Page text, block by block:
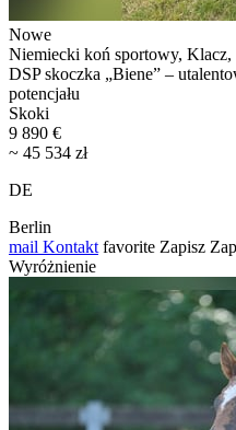
Nowe
Niemiecki koń sportowy, Klacz,
DSP skoczka „Biene” –
potencjału
Skoki
9 890 €
~ 45 534 zł
DE
Berlin
mail Kontakt favorite Zapisz
Wyróżnienie